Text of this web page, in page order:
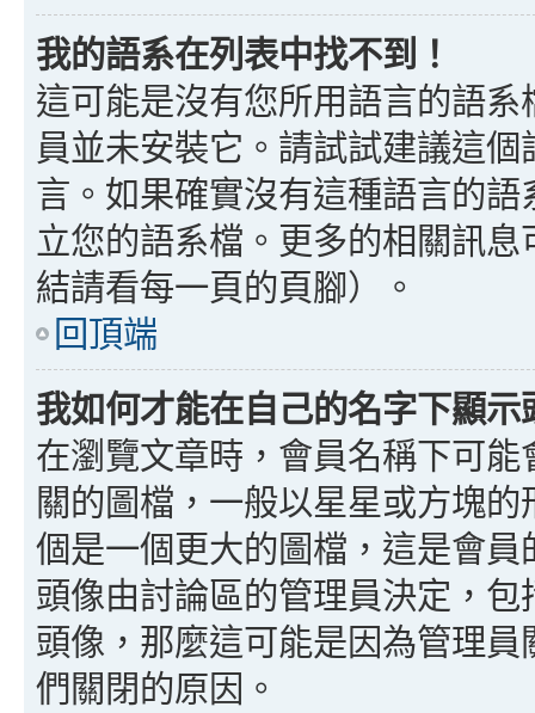
我的語系在列表中找不到！
這可能是沒有您所用語言的語
員並未安裝它。請試試建議這
言。如果確實沒有這種語言的
立您的語系檔。更多的相關訊
結請看每一頁的頁腳）。
回頂端
我如何才能在自己的名字下顯
在瀏覽文章時，會員名稱下可
關的圖檔，一般以星星或方塊
個是一個更大的圖檔，這是會
頭像由討論區的管理員決定，
頭像，那麼這可能是因為管理
們關閉的原因。